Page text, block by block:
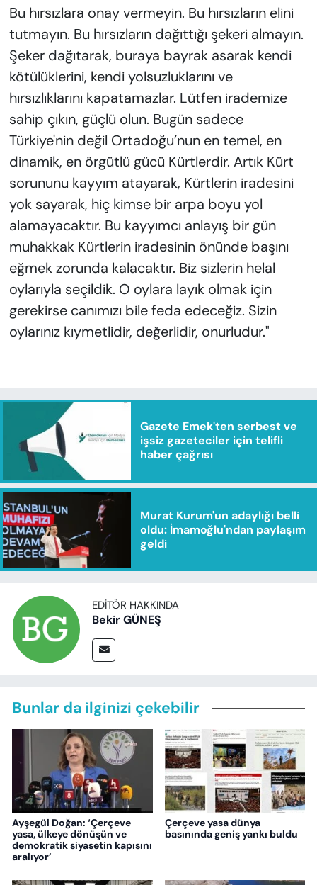
Bu hırsızlara onay vermeyin. Bu hırsızların elini
tutmayın. Bu hırsızların dağıttığı şekeri almayın.
Şeker dağıtarak, buraya bayrak asarak kendi
kötülüklerini, kendi yolsuzluklarını ve
hırsızlıklarını kapatamazlar. Lütfen irademize
sahip çıkın, güçlü olun. Bugün sadece
Türkiye'nin değil Ortadoğu’nun en temel, en
dinamik, en örgütlü gücü Kürtlerdir. Artık Kürt
sorununu kayyım atayarak, Kürtlerin iradesini
yok sayarak, hiç kimse bir arpa boyu yol
alamayacaktır. Bu kayyımcı anlayış bir gün
muhakkak Kürtlerin iradesinin önünde başını
eğmek zorunda kalacaktır. Biz sizlerin helal
oylarıyla seçildik. O oylara layık olmak için
gerekirse canımızı bile feda edeceğiz. Sizin
oylarınız kıymetlidir, değerlidir, onurludur."
Gazete Emek'ten serbest ve
işsiz gazeteciler için telifli
haber çağrısı
Murat Kurum'un adaylığı belli
oldu: İmamoğlu'ndan paylaşım
geldi
EDITÖR HAKKINDA
Bekir GÜNEŞ
Bunlar da ilginizi çekebilir
Ayşegül Doğan: ‘Çerçeve
yasa, ülkeye dönüşün ve
demokratik siyasetin kapısını
aralıyor’
Çerçeve yasa dünya
basınında geniş yankı buldu